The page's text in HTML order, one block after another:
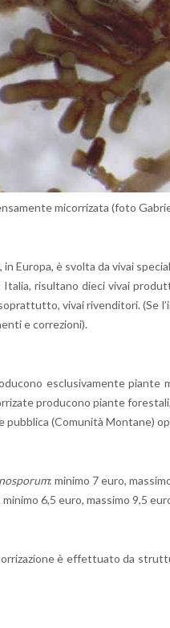
mi­cor­ri­za­ta (foto
Eu­ro­pa, è svol­ta da vivai
ri­sul­ta­no dieci vivai
vivai ri­ven­di­to­ri. (Se
e cor­re­zio­ni).
esclu­si­va­men­te
pro­du­co­no pian­te
(Co­mu­ni­tà Mon­ta­ne)
: mi­ni­mo 7 euro,
mi­ni­mo 6,5 euro, mas­si­mo 9,5
è ef­fet­tua­to da